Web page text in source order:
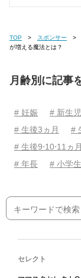
TOP スポンサー
が増える魔法とは？
月齢別に記事
# 妊娠 # 新生児
# 生後3ヵ月
#
# 生後9⋅10⋅11ヵ月
# 年長
# 小学生
セレクト